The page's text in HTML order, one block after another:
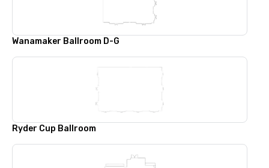
Wanamaker Ballroom D-G
Ryder Cup Ballroom